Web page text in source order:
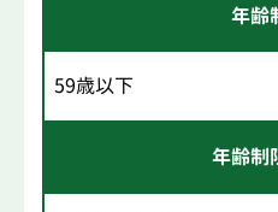
年齢
59歳以下
年齢制